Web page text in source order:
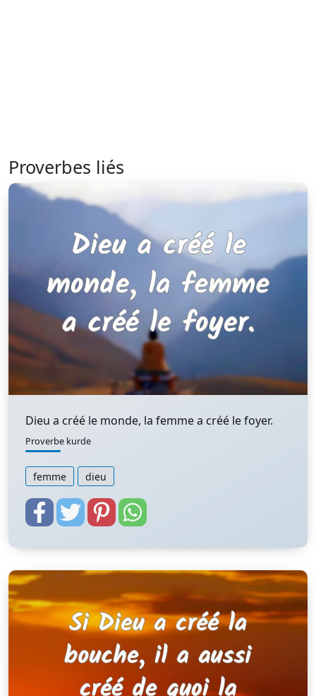
Proverbes liés
Dieu a créé le monde, la femme a créé le foyer.
Proverbe kurde
femme dieu